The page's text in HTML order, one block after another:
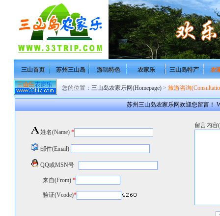
三山首页 苏州三山岛 游玩特色 农家乐 三山岛特产 农
您的位置： 三山岛农家乐网(Homepage) > 旅游咨询
苏州三山岛农家乐网欢迎您留言！
姓名(Name) *
邮件(Email)
QQ或MSN号
来自(From) *
验证(Vcode)*
留言内容